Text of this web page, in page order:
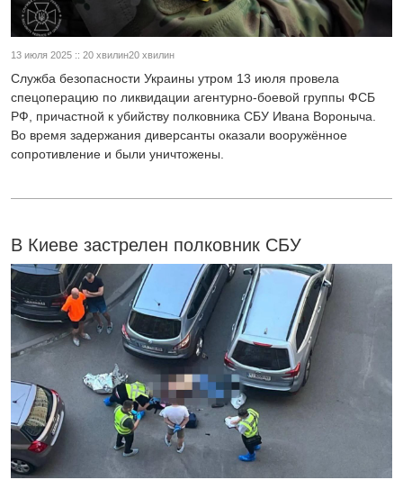
13 июля 2025 :: 20 хвилин20 хвилин
Служба безопасности Украины утром 13 июля провела
спецоперацию по ликвидации агентурно-боевой группы ФСБ
РФ, причастной к убийству полковника СБУ Ивана Вороныча.
Во время задержания диверсанты оказали вооружённое
сопротивление и были уничтожены.
В Киеве застрелен полковник СБУ